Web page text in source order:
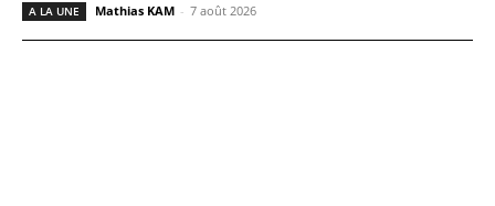
A LA UNE Mathias KAM - 7 août 2026